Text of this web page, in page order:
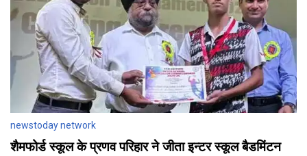
newstoday network
शैमफोर्ड स्कूल के प्रणव परिहार ने जीता इन्टर स्कूल बैडमिंटन